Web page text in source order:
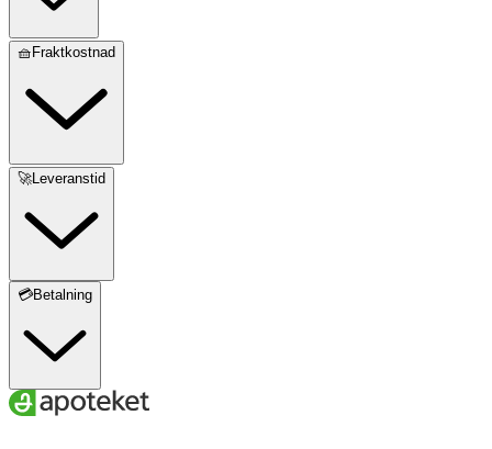
Fiber
Protein
Salt
Magnesium
Järn
* Dagligt referensintag.
🧺Fraktkostnad
🚀Leveranstid
💳Betalning